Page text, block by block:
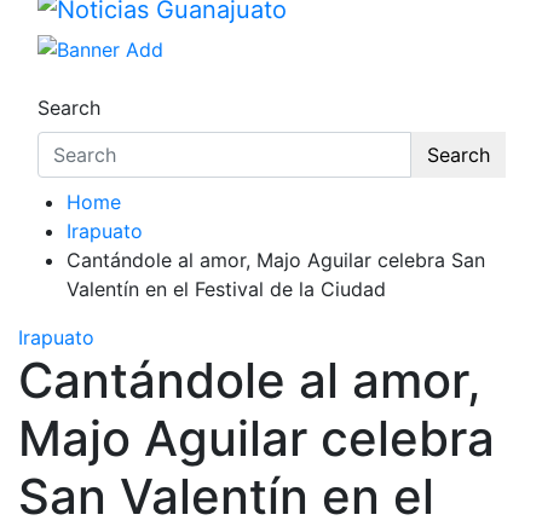
Noticias Guanajuato
Search
Search
Home
Irapuato
Cantándole al amor, Majo Aguilar celebra San
Valentín en el Festival de la Ciudad
Irapuato
Cantándole al amor,
Majo Aguilar celebra
San Valentín en el